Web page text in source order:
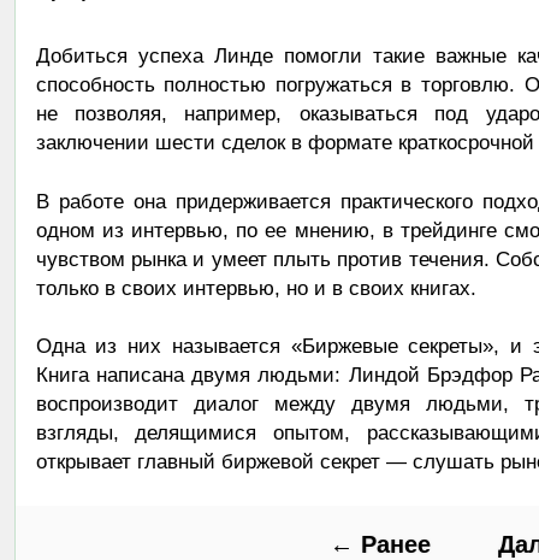
Добиться успеха Линде помогли такие важные
способность полностью погружаться в торговлю.
не позволяя, например, оказываться под
заключении шести сделок в формате краткосрочной
В работе она придерживается практического
одном из интервью, по ее мнению, в трейдинге
чувством рынка и умеет плыть против течения.
только в своих интервью, но и в своих книгах.
Одна из них называется «Биржевые секреты», и
Книга написана двумя людьми: Линдой Брэдфор
воспроизводит диалог между двумя людьми,
взгляды, делящимися опытом,
открывает главный биржевой секрет — слушать
← Ранее